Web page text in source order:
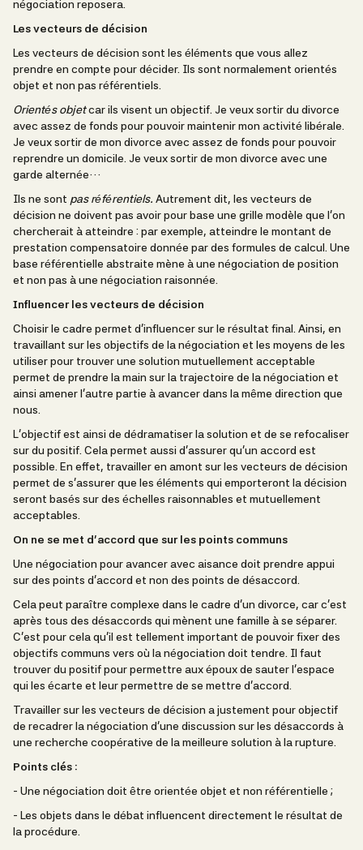
négociation reposera.
Les vecteurs de décision
Les vecteurs de décision sont les éléments que vous allez
prendre en compte pour décider. Ils sont normalement orientés
objet et non pas référentiels.
Orientés objetcar ils visent un objectif. Je veux sortir du divorce
avec assez de fonds pour pouvoir maintenir mon activité libérale.
Je veux sortir de mon divorce avec assez de fonds pour pouvoir
reprendre un domicile. Je veux sortir de mon divorce avec une
garde alternée…
Ils ne sont pas référentiels. Autrement dit, les vecteurs de
décision ne doivent pas avoir pour base une grille modèle que l’on
chercherait à atteindre : par exemple, atteindre le montant de
prestation compensatoire donnée par des formules de calcul. Une
base référentielle abstraite mène à une négociation de position
et non pas à une négociation raisonnée.
Influencer les vecteurs de décision
Choisir le cadre permet d’influencer sur le résultat final. Ainsi, en
travaillant sur les objectifs de la négociation et les moyens de les
utiliser pour trouver une solution mutuellement acceptable
permet de prendre la main sur la trajectoire de la négociation et
ainsi amener l’autre partie à avancer dans la même direction que
nous.
L’objectif est ainsi de dédramatiser la solution et de se refocaliser
sur du positif. Cela permet aussi d’assurer qu’un accord est
possible. En effet, travailler en amont sur les vecteurs de décision
permet de s’assurer que les éléments qui emporteront la décision
seront basés sur des échelles raisonnables et mutuellement
acceptables.
On ne se met d’accord que sur les points communs
Une négociation pour avancer avec aisance doit prendre appui
sur des points d’accord et non des points de désaccord.
Cela peut paraître complexe dans le cadre d’un divorce, car c’est
après tous des désaccords qui mènent une famille à se séparer.
C’est pour cela qu’il est tellement important de pouvoir fixer des
objectifs communs vers où la négociation doit tendre. Il faut
trouver du positif pour permettre aux époux de sauter l’espace
qui les écarte et leur permettre de se mettre d’accord.
Travailler sur les vecteurs de décision a justement pour objectif
de recadrer la négociation d’une discussion sur les désaccords à
une recherche coopérative de la meilleure solution à la rupture.
Points clés :
- Une négociation doit être orientée objet et non référentielle ;
- Les objets dans le débat influencent directement le résultat de
la procédure.